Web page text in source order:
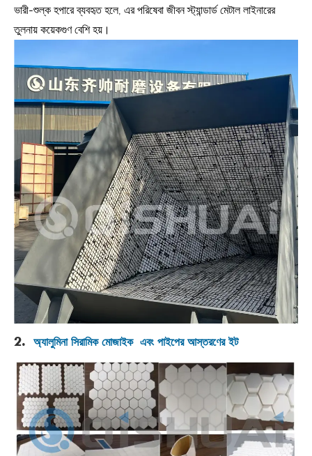
ভারী-শুল্ক হপারে ব্যবহৃত হলে, এর পরিষেবা জীবন স্ট্যান্ডার্ড মেটাল লাইনারের
তুলনায় কয়েকগুণ বেশি হয়।
2. অ্যালুমিনা সিরামিক মোজাইক এবং পাইপের আস্তরণের ইট